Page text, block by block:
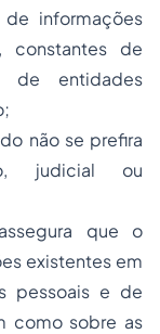
informações
constantes de
de entidades
não se prefira
judicial ou
que o
existentes em
pessoais e de
como sobre as